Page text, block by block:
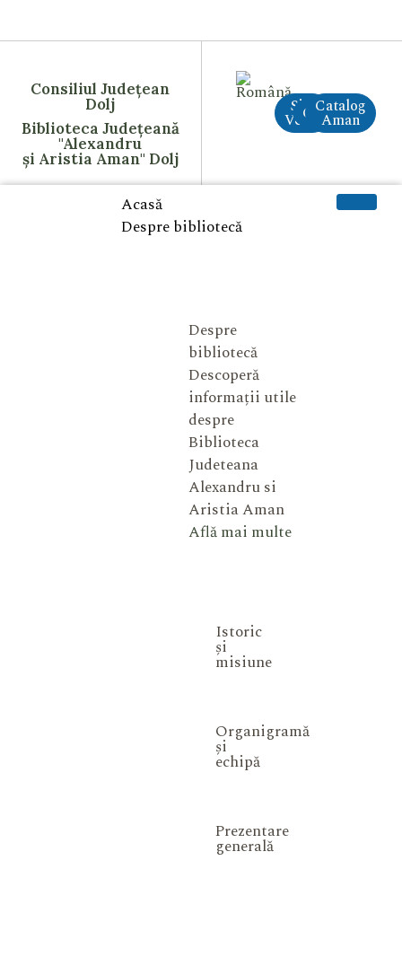
Consiliul Județean
Dolj
Biblioteca Județeană
"Alexandru
și Aristia Aman" Dolj
Site
VechiCreAI
Catalog
Aman
Acasă
Despre bibliotecă
Despre
bibliotecă
Descoperă
informații utile
despre
Biblioteca
Judeteana
Alexandru si
Aristia Aman
Află mai multe
Istoric
și
misiune
Organigramă
și
echipă
Prezentare
generală